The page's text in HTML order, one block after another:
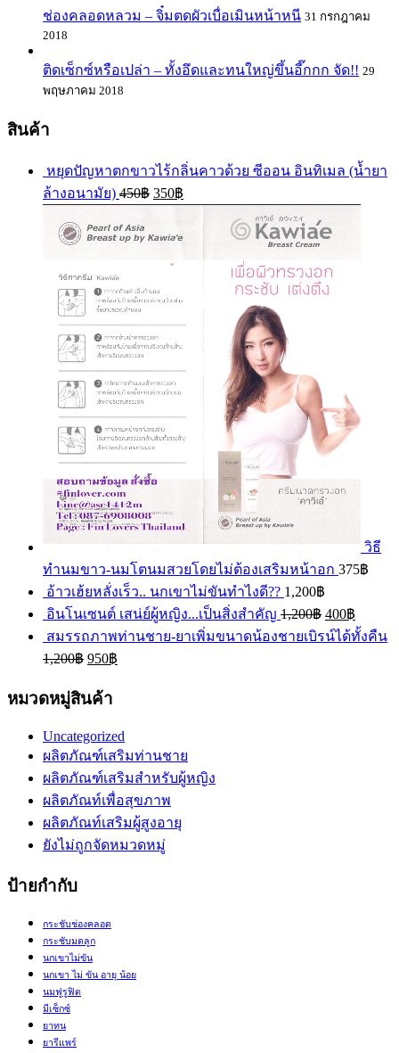
ช่องคลอดหลวม – จิ๋มตดผัวเบื่อเมินหน้าหนี 31 กรกฎาคม
2018
ติดเซ็กซ์หรือเปล่า – ทั้งอึดและทนใหญ่ขึ้นอี๊กกก จัด!! 29
พฤษภาคม 2018
สินค้า
หยุดปัญหาตกขาวไร้กลิ่นคาวด้วย ซีออน อินทิเมล (น้ำยา
ล้างอนามัย) 450฿ 350฿
วิธี
ทำนมขาว-นมโตนมสวยโดยไม่ต้องเสริมหน้าอก 375฿
อ้าวเฮ้ยหลั่งเร็ว.. นกเขาไม่ขันทำไงดี?? 1,200฿
อินโนเซนต์ เสน่ย์ผู้หญิง...เป็นสิ่งสำคัญ 1,200฿ 400฿
สมรรถภาพท่านชาย-ยาเพิ่มขนาดน้องชายเบิรน์ได้ทั้งคืน
1,200฿ 950฿
หมวดหมู่สินค้า
Uncategorized
ผลิตภัณฑ์เสริมท่านชาย
ผลิตภัณฑ์เสริมสำหรับผู้หญิง
ผลิตภัณท์เพื่อสุขภาพ
ผลิตภัณท์เสริมผู้สูงอายุ
ยังไม่ถูกจัดหมวดหมู่
ป้ายกำกับ
กระชับช่องคลอด
กระชับมดลูก
นกเขาไม่ขัน
นกเขา ไม่ ขัน อายุ น้อย
นมฟูรูฟิต
มีเซ็กซ์
ยาทน
ยารีแพร์